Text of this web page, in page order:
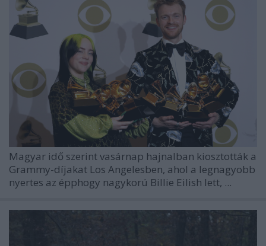
Magyar idő szerint vasárnap hajnalban kiosztották a
Grammy-díjakat Los Angelesben, ahol a legnagyobb
nyertes az épphogy nagykorú Billie Eilish lett, ...